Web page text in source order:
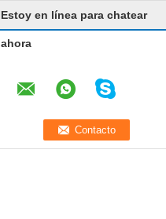
Estoy en línea para chatear
ahora